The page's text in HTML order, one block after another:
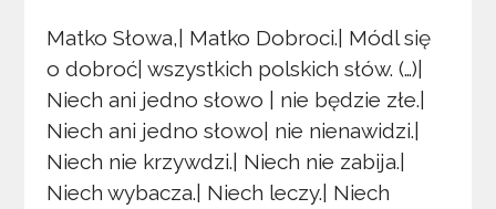
Matko Słowa,| Matko Dobroci.| Módl się
o dobroć| wszystkich polskich słów. (…)|
Niech ani jedno słowo | nie będzie złe.|
Niech ani jedno słowo| nie nienawidzi.|
Niech nie krzywdzi.| Niech nie zabija.|
Niech wybacza.| Niech leczy.| Niech